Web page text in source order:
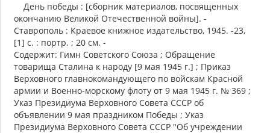
День победы : [сборник материалов, посвященных
окончанию Великой Отечественной войны]. -
Ставрополь : Краевое книжное издательство, 1945. -23,
[1] с. : портр. ; 20 см. -
Содержит: Гимн Советского Союза ; Обращение
товарища Сталина к народу [9 мая 1945 г.] ; Приказ
Верховного главнокомандующего по войскам Красной
армии и Военно-морскому флоту от 9 мая 1945 г. № 369 ;
Указ Президиума Верховного Совета СССР об
объявлении 9 мая праздником Победы ; Указ
Президиума Верховного Совета СССР "Об учреждении